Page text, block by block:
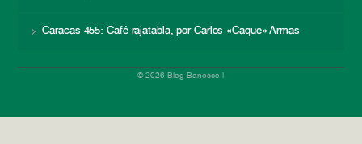
Caracas 455: Café rajatabla, por Carlos «Caque» Armas
© 2026 Blog Banesco |